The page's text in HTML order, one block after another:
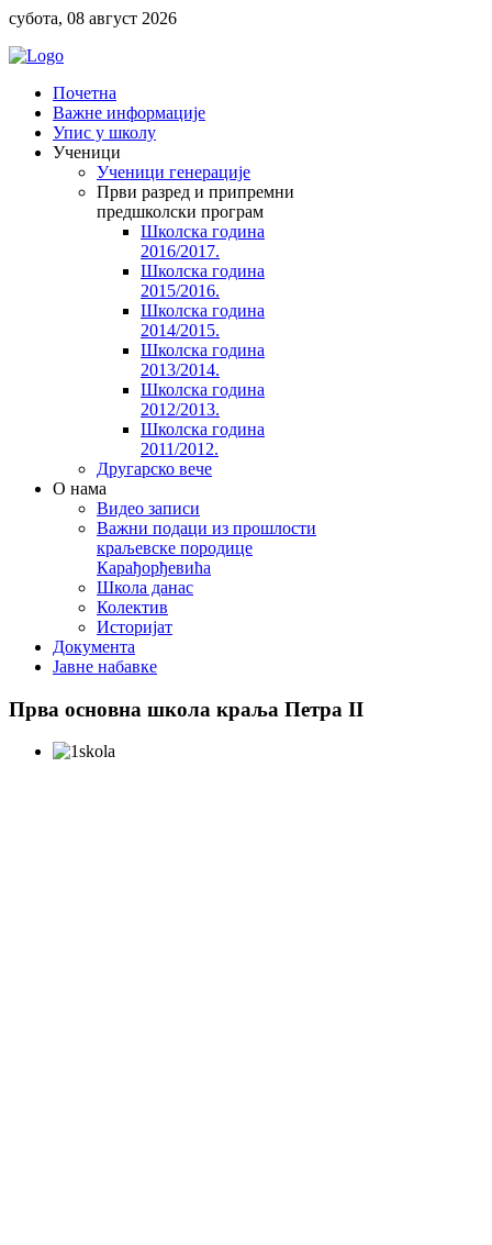
субота, 08 август 2026
Почетна
Важне информације
Упис у школу
Ученици
Ученици генерације
Први разред и припремни
предшколски програм
Школска година
2016/2017.
Школска година
2015/2016.
Школска година
2014/2015.
Школска година
2013/2014.
Школска година
2012/2013.
Школска година
2011/2012.
Другарско вече
O нама
Видео записи
Важни подаци из прошлости
краљевске породице
Карађорђевића
Школа данас
Колектив
Историјат
Документа
Јавне набавке
Прва основна школа краља Петра II